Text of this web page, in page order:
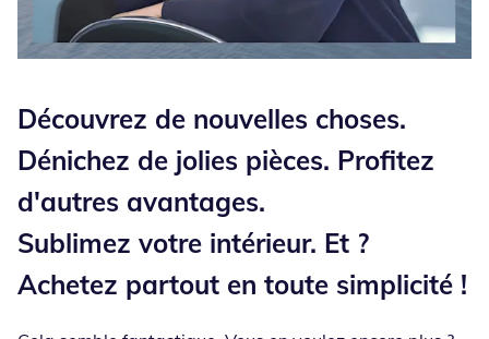
Découvrez de nouvelles choses.
Dénichez de jolies pièces. Profitez
d'autres avantages.
Sublimez votre intérieur. Et ?
Achetez partout en toute simplicité !